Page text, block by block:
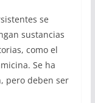
se
sustancias
como el
Se ha
pero deben ser